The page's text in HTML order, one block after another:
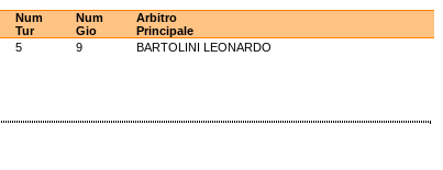
Num
Tur
Num
Gio
Arbitro
Principale
5 9
BARTOLINI LEONARDO